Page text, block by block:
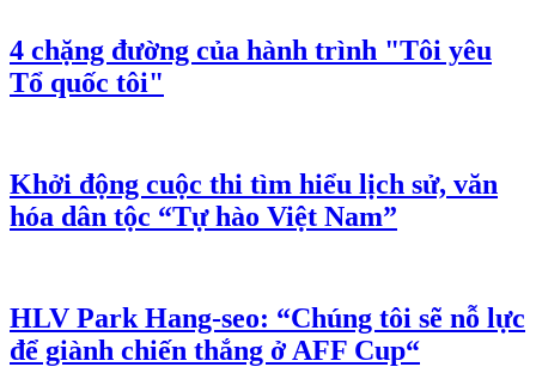
4 chặng đường của hành trình "Tôi yêu
Tổ quốc tôi"
Khởi động cuộc thi tìm hiểu lịch sử, văn
hóa dân tộc “Tự hào Việt Nam”
HLV Park Hang-seo: “Chúng tôi sẽ nỗ lực
để giành chiến thắng ở AFF Cup“